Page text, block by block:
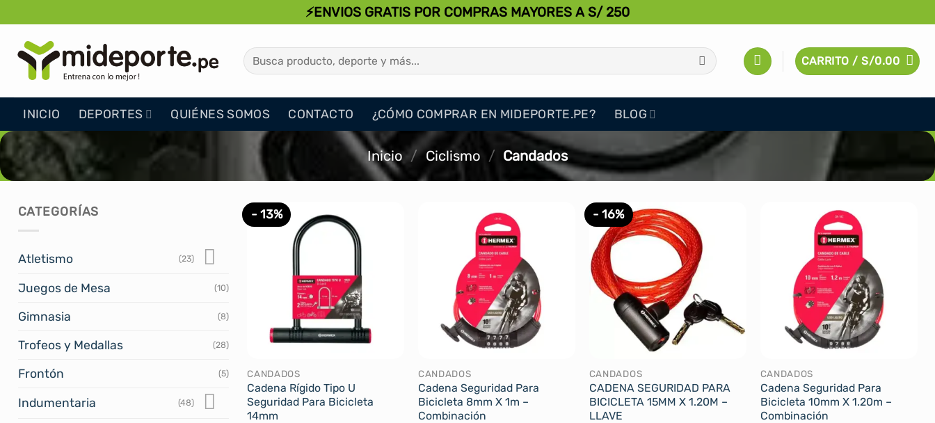
al
contenido
⚡ENVIOS GRATIS POR COMPRAS MAYORES A S/ 250
Buscar
por:
CARRITO /S/0.00
INICIO DEPORTES QUIÉNES SOMOS CONTACTO ¿CÓMO COMPRAR EN MIDEPORTE.PE? BLOG
Inicio / Ciclismo / Candados
CATEGORÍAS
Atletismo (23)
Juegos de Mesa (10)
Gimnasia (8)
Trofeos y Medallas (28)
Frontón (5)
Indumentaria (48)
- 13%
CANDADOS
Cadena Rígido Tipo U
Seguridad Para Bicicleta
14mm
CANDADOS
Cadena Seguridad Para
Bicicleta 8mm X 1m –
Combinación
- 16%
CANDADOS
CADENA SEGURIDAD PARA
BICICLETA 15MM X 1.20M –
LLAVE
CANDADOS
Cadena Seguridad Para
Bicicleta 10mm X 1.20m –
Combinación